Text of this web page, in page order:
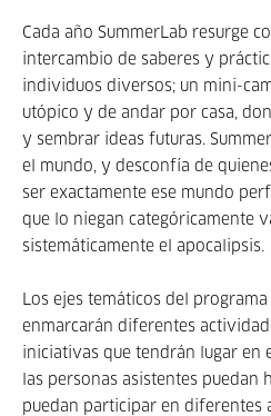
Cada año SummerLab resurge
intercambio de saberes y
individuos diversos; un mini-
utópico y de andar por casa,
y sembrar ideas futuras.
el mundo, y desconfía de
ser exactamente ese mundo
que lo niegan categóricamente
sistemáticamente el apocalipsis.
Los ejes temáticos del
enmarcarán diferentes
iniciativas que tendrán lugar en
las personas asistentes
puedan participar en diferentes